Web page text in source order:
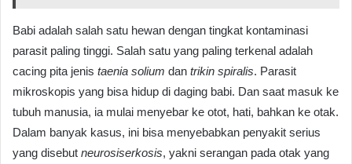
Babi adalah salah satu hewan dengan tingkat kontaminasi
parasit paling tinggi. Salah satu yang paling terkenal adalah
cacing pita jenis taenia solium dan trikin spiralis. Parasit
mikroskopis yang bisa hidup di daging babi. Dan saat masuk ke
tubuh manusia, ia mulai menyebar ke otot, hati, bahkan ke otak.
Dalam banyak kasus, ini bisa menyebabkan penyakit serius
yang disebut neurosiserkosis, yakni serangan pada otak yang